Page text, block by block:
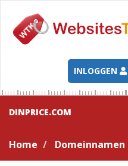
INLOGGEN
DINPRICE.COM
Home Domeinnamen